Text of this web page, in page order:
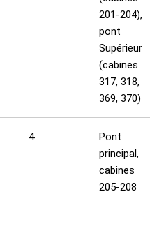
201-204),
pont
Supérieur
(cabines
317, 318,
369, 370)
4
Pont
principal,
cabines
205-208